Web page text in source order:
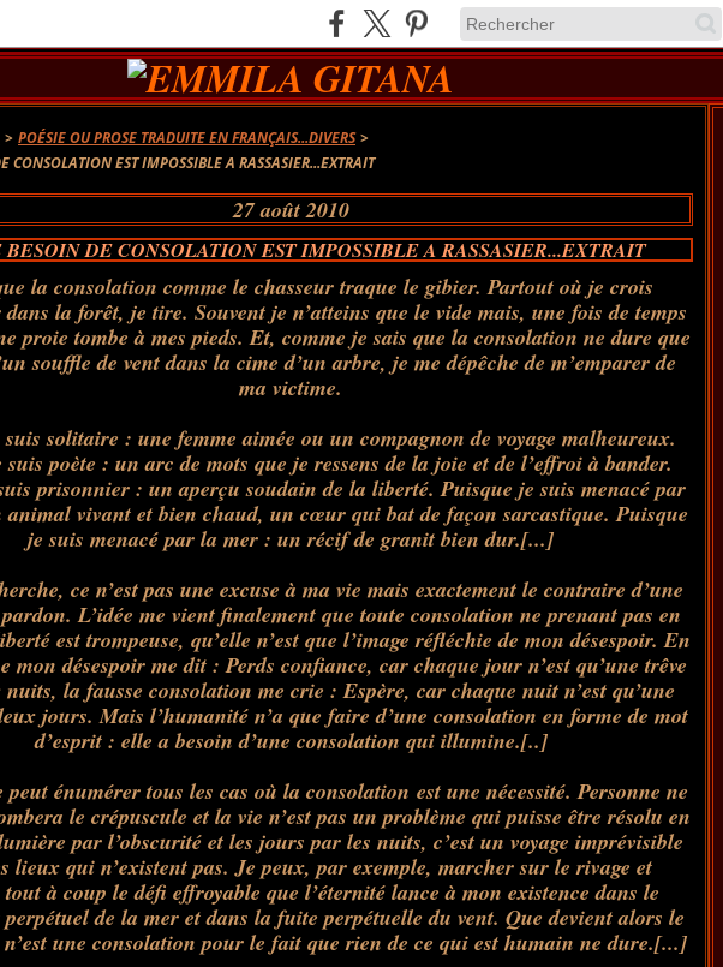
> POÉSIE OU PROSE TRADUITE EN FRANÇAIS...DIVERS >
CONSOLATION EST IMPOSSIBLE A RASSASIER...EXTRAIT
27 août 2010
BESOIN DE CONSOLATION EST IMPOSSIBLE A RASSASIER...EXTRAIT
la consolation comme le chasseur traque le gibier. Partout où je crois
dans la forêt, je tire. Souvent je n’atteins que le vide mais, une fois de temps
proie tombe à mes pieds. Et, comme je sais que la consolation ne dure que
souffle de vent dans la cime d’un arbre, je me dépêche de m’emparer de
ma victime.
solitaire : une femme aimée ou un compagnon de voyage malheureux.
poète : un arc de mots que je ressens de la joie et de l’effroi à bander.
prisonnier : un aperçu soudain de la liberté. Puisque je suis menacé par
vivant et bien chaud, un cœur qui bat de façon sarcastique. Puisque
je suis menacé par la mer : un récif de granit bien dur.[...]
ce n’estpas une excuse à ma vie mais exactement le contraire d’une
L’idée me vient finalement que toute consolation ne prenant pas en
esttrompeuse, qu’elle n’est que l’image réfléchie de mon désespoir. En
mon désespoir me dit : Perds confiance, car chaque jour n’est qu’une trêve
la fausse consolation me crie : Espère, car chaque nuit n’est qu’une
jours. Mais l’humanité n’a que faire d’une consolation en forme de mot
d’esprit : elle a besoin d’une consolation qui illumine.[..]
peut énumérer tous les cas où la consolation est une nécessité. Personne ne
le crépuscule et la vie n’estpas un problème qui puisse être résolu en
par l’obscurité et les jours par les nuits, c’estun voyage imprévisible
lieux qui n’existent pas. Je peux, par exemple, marcher sur le rivage et
à coup le défi effroyable que l’éternité lance à mon existence dans le
perpétuel de la mer et dans la fuite perpétuelle du vent. Que devient alors le
estune consolation pour le fait que rien de ce qui esthumain ne dure.[...]